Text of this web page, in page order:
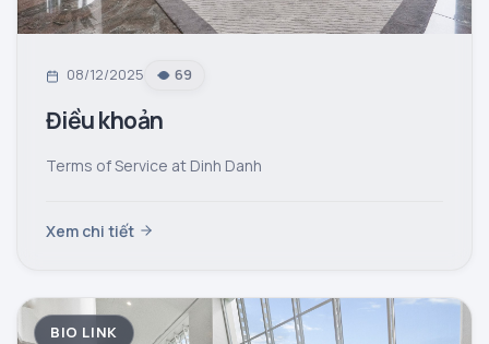
08/12/2025 69
Điều khoản
Terms of Service at Dinh Danh
Xem chi tiết
BIO LINK